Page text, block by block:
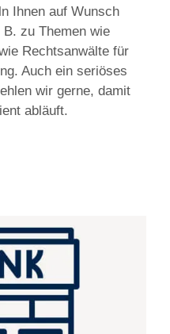
Ihnen auf Wunsch
zu Themen wie
Rechtsanwälte für
Auch ein seriöses
wir gerne, damit
abläuft.